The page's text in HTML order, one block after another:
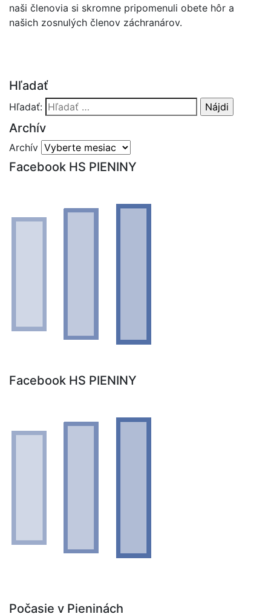
naši členovia si skromne pripomenuli obete hôr a
našich zosnulých členov záchranárov.
Hľadať
Hľadať:
Archív
Archív
Facebook HS PIENINY
Facebook HS PIENINY
Počasie v Pieninách